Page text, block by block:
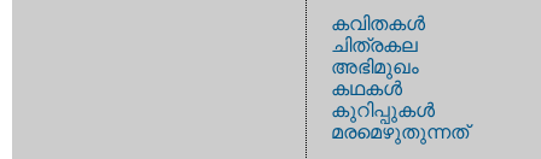
കവിതകള്‍
ചിത്രകല
അഭിമുഖം
കഥകള്‍
കുറിപ്പുകള്‍
മരമെഴുതുന്നത്